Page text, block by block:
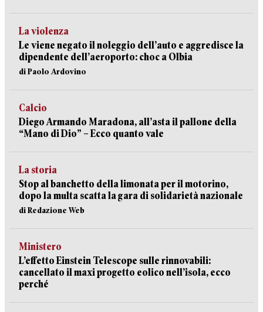
La violenza
Le viene negato il noleggio dell’auto e aggredisce la
dipendente dell’aeroporto: choc a Olbia
di Paolo Ardovino
Calcio
Diego Armando Maradona, all’asta il pallone della
“Mano di Dio” – Ecco quanto vale
La storia
Stop al banchetto della limonata per il motorino,
dopo la multa scatta la gara di solidarietà nazionale
di Redazione Web
Ministero
L’effetto Einstein Telescope sulle rinnovabili:
cancellato il maxi progetto eolico nell’isola, ecco
perché